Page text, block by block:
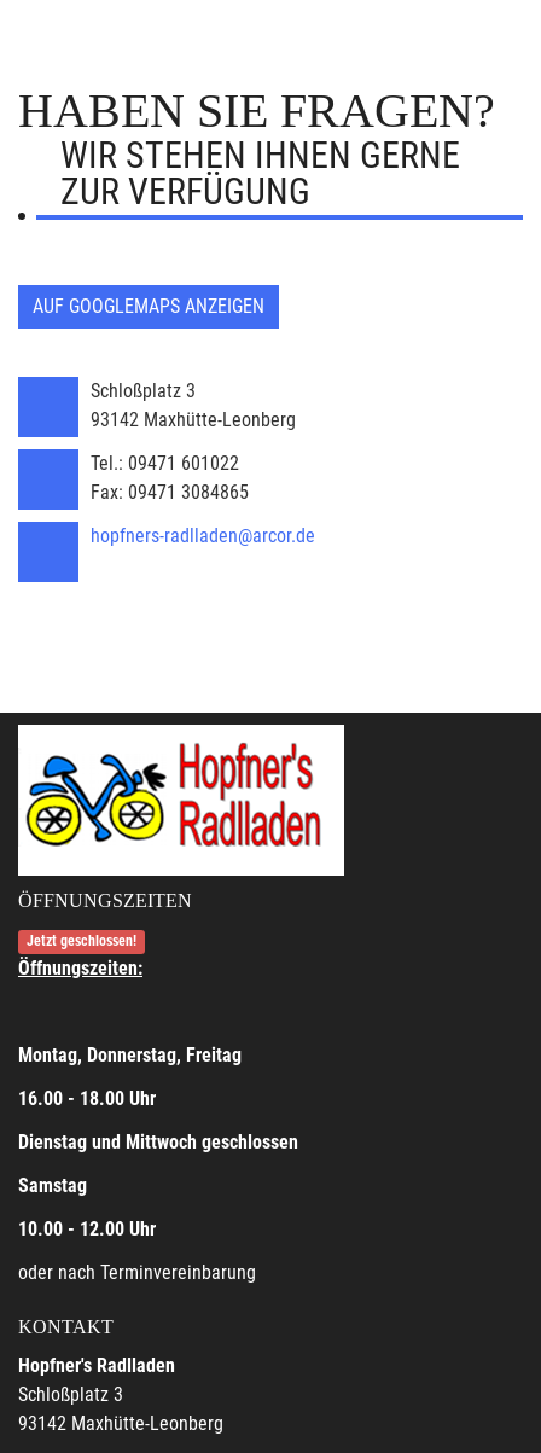
HABEN SIE FRAGEN?
WIR STEHEN IHNEN GERNE
ZUR VERFÜGUNG
AUF GOOGLEMAPS ANZEIGEN
Schloßplatz 3
93142 Maxhütte-Leonberg
Tel.: 09471 601022
Fax: 09471 3084865
hopfners-radlladen@arcor.de
ÖFFNUNGSZEITEN
Jetzt geschlossen!
Öffnungszeiten:
Montag, Donnerstag, Freitag
16.00 - 18.00 Uhr
Dienstag und Mittwoch geschlossen
Samstag
10.00 - 12.00 Uhr
oder nach Terminvereinbarung
KONTAKT
Hopfner's Radlladen
Schloßplatz 3
93142 Maxhütte-Leonberg